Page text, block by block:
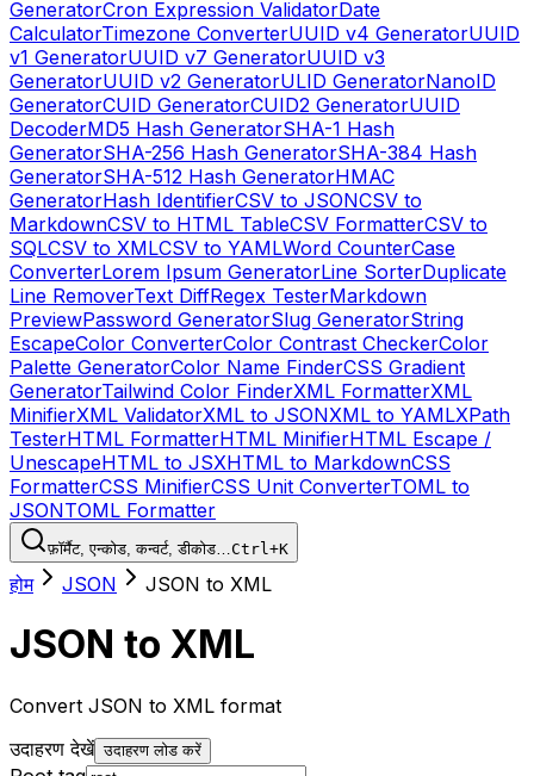
GeneratorCron Expression ValidatorDate
CalculatorTimezone ConverterUUID v4 GeneratorUUID
v1 GeneratorUUID v7 GeneratorUUID v3
GeneratorUUID v2 GeneratorULID GeneratorNanoID
GeneratorCUID GeneratorCUID2 GeneratorUUID
DecoderMD5 Hash GeneratorSHA-1 Hash
GeneratorSHA-256 Hash GeneratorSHA-384 Hash
GeneratorSHA-512 Hash GeneratorHMAC
GeneratorHash IdentifierCSV to JSONCSV to
MarkdownCSV to HTML TableCSV FormatterCSV to
SQLCSV to XMLCSV to YAMLWord CounterCase
ConverterLorem Ipsum GeneratorLine SorterDuplicate
Line RemoverText DiffRegex TesterMarkdown
PreviewPassword GeneratorSlug GeneratorString
EscapeColor ConverterColor Contrast CheckerColor
Palette GeneratorColor Name FinderCSS Gradient
GeneratorTailwind Color FinderXML FormatterXML
MinifierXML ValidatorXML to JSONXML to YAMLXPath
TesterHTML FormatterHTML MinifierHTML Escape /
UnescapeHTML to JSXHTML to MarkdownCSS
FormatterCSS MinifierCSS Unit ConverterTOML to
JSONTOML Formatter
फ़ॉर्मैट, एन्कोड, कन्वर्ट, डीकोड…Ctrl+K
होम JSON JSON to XML
JSON to XML
Convert JSON to XML format
उदाहरण देखें उदाहरण लोड करें